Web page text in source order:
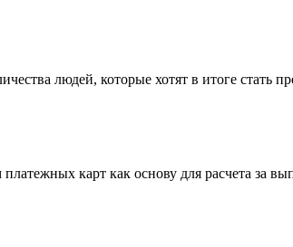
людей, которые хотят в итоге стать
карт как основу для расчета за